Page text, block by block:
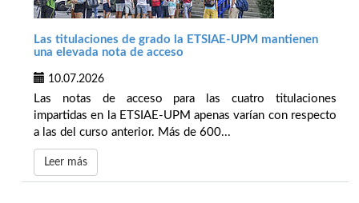
Las titulaciones de grado la ETSIAE-UPM mantienen
una elevada nota de acceso
10.07.2026
Las notas de acceso para las cuatro titulaciones
impartidas en la ETSIAE-UPM apenas varían con respecto
a las del curso anterior. Más de 600...
Leer más